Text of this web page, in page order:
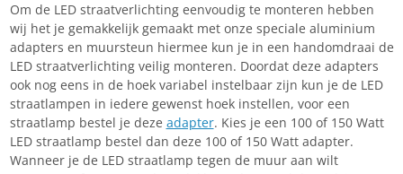
Om de LED straatverlichting eenvoudig te monteren hebben
wij het je gemakkelijk gemaakt met onze speciale aluminium
adapters en muursteun hiermee kun je in een handomdraai de
LED straatverlichting veilig monteren. Doordat deze adapters
ook nog eens in de hoek variabel instelbaar zijn kun je de LED
straatlampen in iedere gewenst hoek instellen, voor een
straatlamp bestel je deze adapter. Kies je een 100 of 150 Watt
LED straatlamp bestel dan deze 100 of 150 Watt adapter.
Wanneer je de LED straatlamp tegen de muur aan wilt